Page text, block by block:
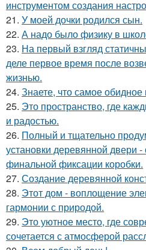
инструментом создания
21. У моей дочки родился сын.
22. А надо было физику в
23. На первый взгляд
деле первое время после
жизнью.
24. Знаете, что самое обидное
25. Это пространство, где
и радостью.
26. Полный и тщательно
установки деревянной двери
финальной фиксации коробки.
27. Создание деревянной
28. Этот дом - воплощение
гармонии с природой.
29. Это уютное место, где
сочетается с атмосферой